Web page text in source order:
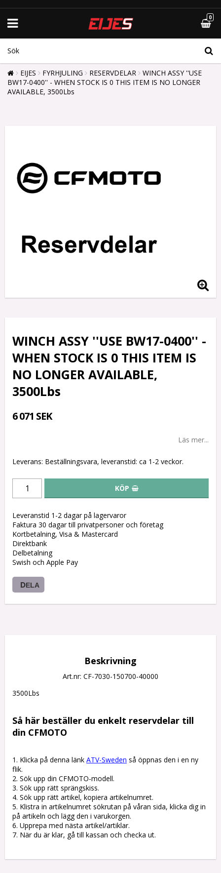
0
EIJES FYRHJULING RESERVDELAR
WINCH ASSY ''USE
BW17-0400'' - WHEN STOCK IS 0 THIS ITEM IS NO LONGER
AVAILABLE, 3500Lbs
WINCH ASSY ''USE BW17-0400'' -
WHEN STOCK IS 0 THIS ITEM IS
NO LONGER AVAILABLE,
3500Lbs
6 071 SEK
Läs mer...
Leverans: Beställningsvara, leveranstid: ca 1-2 veckor.
KÖP
Leveranstid 1-2 dagar på lagervaror
Faktura 30 dagar till privatpersoner och företag
Kortbetalning, Visa & Mastercard
Direktbank
Delbetalning
Swish och Apple Pay
DELA
Beskrivning
Art.nr: CF-7030-150700-40000
3500Lbs
Så här beställer du enkelt reservdelar till
din CFMOTO
1. Klicka på denna länk ATV-Sweden så öppnas den i en ny
flik.
2. Sök upp din CFMOTO-modell.
3. Sök upp rätt sprängskiss.
4. Sök upp rätt artikel, kopiera artikelnumret.
5. Klistra in artikelnumret sökrutan på våran sida, klicka dig in
på artikeln och lägg den i varukorgen.
6. Upprepa med nästa artikel/artiklar.
7. När du är klar, gå till kassan och checka ut.